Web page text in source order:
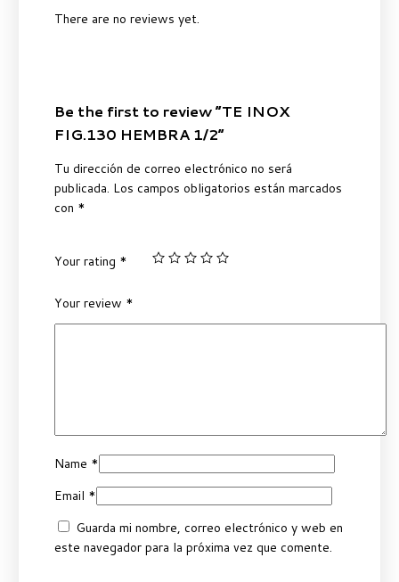
There are no reviews yet.
Be the first to review “TE INOX
FIG.130 HEMBRA 1/2”
Tu dirección de correo electrónico no será
publicada. Los campos obligatorios están marcados
con *
Your rating *
Your review *
Name *
Email *
Guarda mi nombre, correo electrónico y web en
este navegador para la próxima vez que comente.